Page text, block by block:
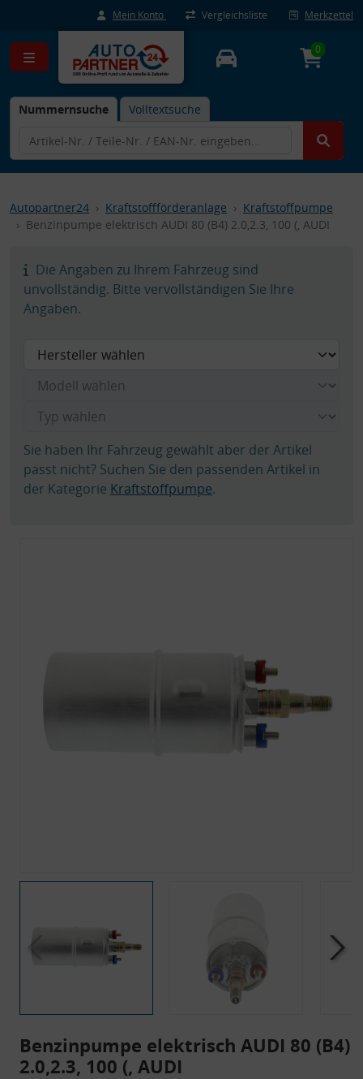
Mein Konto Vergleichsliste Merkzettel
Nummernsuche Volltextsuche
0
Autopartner24 Kraftstoffförderanlage
Kraftstoffpumpe
Benzinpumpe elektrisch AUDI 80 (B4) 2.0,2.3, 100 (, AUDI
Die Angaben zu Ihrem Fahrzeug sind
unvollständig. Bitte vervollständigen Sie Ihre
Angaben.
Sie haben Ihr Fahrzeug gewählt aber der Artikel
passt nicht? Suchen Sie den passenden Artikel in
der Kategorie Kraftstoffpumpe.
Benzinpumpe elektrisch AUDI 80 (B4)
2.0,2.3, 100 (, AUDI